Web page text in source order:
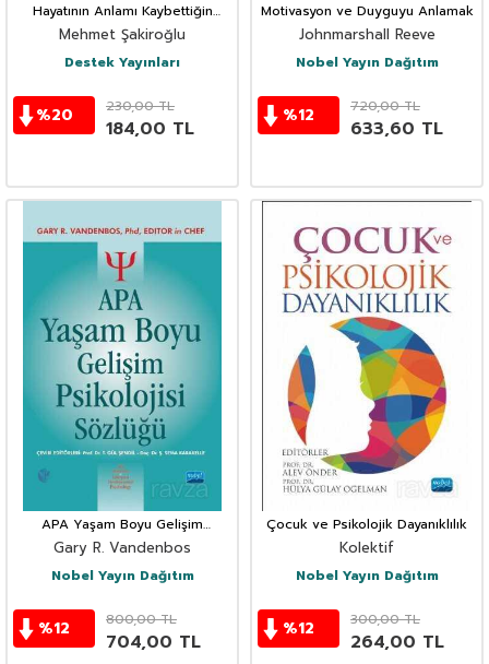
Hayatının Anlamı Kaybettiğin
Yerde / Mutsuz değil
Mutlusuzsun!
Mehmet Şakiroğlu
Destek Yayınları
%20 230,00TL
184,00 TL
Motivasyon ve Duyguyu Anlamak
Johnmarshall Reeve
Nobel Yayın Dağıtım
%12 720,00TL
633,60 TL
APA Yaşam Boyu Gelişim
Psikolojisi Sözlüğü
Gary R. Vandenbos
Nobel Yayın Dağıtım
%12 800,00TL
704,00 TL
Çocuk ve Psikolojik Dayanıklılık
Kolektif
Nobel Yayın Dağıtım
%12 300,00TL
264,00 TL